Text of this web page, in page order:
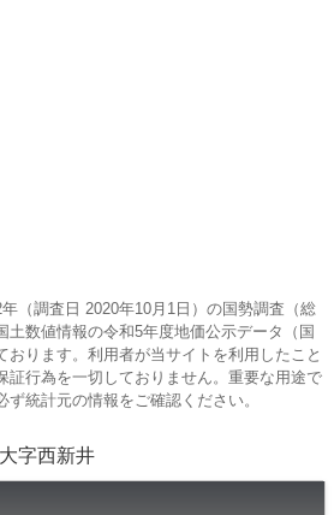
（調査日 2020年10月1日）の国勢調査（総
土数値情報の令和5年度地価公示データ（国
おります。利用者が当サイトを利用したこと
証行為を一切しておりません。重要な用途で
統計元の情報をご確認ください。
字西新井